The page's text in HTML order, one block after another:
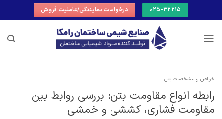
to
025-32215 درخواست نمایندگی/عاملیت فروش
خواص و مشخصات بتن
رابطه انواع مقاومت بتن: بررسی روابط بین
مقاومت فشاری، کششی و خمشی